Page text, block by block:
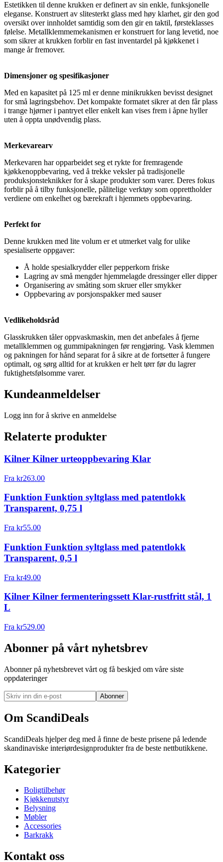
Estetikken til denne krukken er definert av sin enkle, funksjonelle
eleganse. Konstruert av slitesterkt glass med høy klarhet, gir den god
oversikt over innholdet samtidig som den gir en taktil, førsteklasses
følelse. Metallklemmemekanismen er konstruert for lang levetid, noe
som sikrer at krukken forblir en fast inventardel på kjøkkenet i
mange år fremover.
Dimensjoner og spesifikasjoner
Med en kapasitet på 125 ml er denne minikrukken bevisst designet
for små lagringsbehov. Det kompakte formatet sikrer at den får plass
i trange hjørner i pantryet eller enkelt kan vises frem i åpne hyller
uten å oppta unødvendig plass.
Merkevarearv
Merkevaren har opparbeidet seg et rykte for fremragende
kjøkkenoppbevaring, ved å trekke veksler på tradisjonelle
produksjonsteknikker for å skape produkter som varer. Deres fokus
forblir på å tilby funksjonelle, pålitelige verktøy som opprettholder
verdiene om enkelhet og bærekraft i hjemmets oppbevaring.
Perfekt for
Denne krukken med lite volum er et utmerket valg for ulike
spesialiserte oppgaver:
Å holde spesialkrydder eller pepperkorn friske
Lagring av små mengder hjemmelagde dressinger eller dipper
Organisering av småting som skruer eller smykker
Oppbevaring av porsjonspakker med sauser
Vedlikeholdsråd
Glasskrukken tåler oppvaskmaskin, men det anbefales å fjerne
metallklemmen og gummipakningen før rengjøring. Vask klemmen
og pakningen for hånd separat for å sikre at de fortsetter å fungere
optimalt, og sørg alltid for at krukken er helt tørr før du lagrer
fuktighetsfølsomme varer.
Kundeanmeldelser
Logg inn for å skrive en anmeldelse
Relaterte produkter
Kilner Kilner urteoppbevaring Klar
Fra kr263.00
Funktion Funktion syltglass med patentlokk
Transparent, 0,75 l
Fra kr55.00
Funktion Funktion syltglass med patentlokk
Transparent, 0,5 l
Fra kr49.00
Kilner Kilner fermenteringssett Klar-rustfritt stål, 1
L
Fra kr529.00
Abonner på vårt nyhetsbrev
Abonner på nyhetsbrevet vårt og få beskjed om våre siste
oppdateringer
Abonner
Om ScandiDeals
ScandiDeals hjelper deg med å finne de beste prisene på ledende
skandinaviske interiørdesignprodukter fra de beste nettbutikkene.
Kategorier
Boligtilbehør
Kjøkkenutstyr
Belysning
Møbler
Accessories
Barkrakk
Kontakt oss